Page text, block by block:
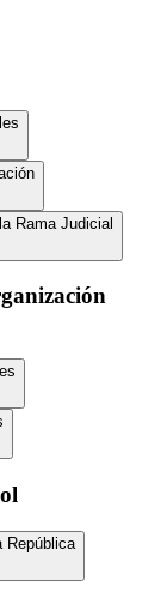
Rama Judicial
República